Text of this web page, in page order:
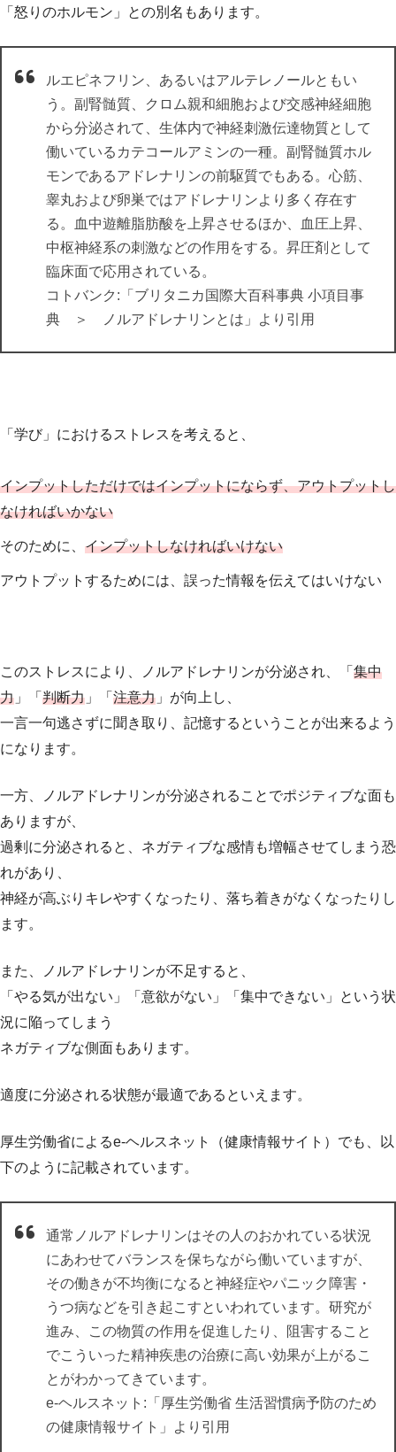
「怒りのホルモン」との別名もあります。
ルエピネフリン、あるいはアルテレノールともい
う。副腎髄質、クロム親和細胞および交感神経細胞
から分泌されて、生体内で神経刺激伝達物質として
働いているカテコールアミンの一種。副腎髄質ホル
モンであるアドレナリンの前駆質でもある。心筋、
睾丸および卵巣ではアドレナリンより多く存在す
る。血中遊離脂肪酸を上昇させるほか、血圧上昇、
中枢神経系の刺激などの作用をする。昇圧剤として
臨床面で応用されている。
コトバンク:「ブリタニカ国際大百科事典 小項目事
典 ＞ ノルアドレナリンとは」より引用
「学び」におけるストレスを考えると、
インプットしただけではインプットにならず、アウトプットし
なければいかない
そのために、 インプットしなければいけない
アウトプットするためには、誤った情報を伝えてはいけない
このストレスにより、ノルアドレナリンが分泌され、「 集中
力 」「 判断力 」「 注意力 」が向上し、
一言一句逃さずに聞き取り、記憶するということが出来るよう
になります。
一方、ノルアドレナリンが分泌されることでポジティブな面も
ありますが、
過剰に分泌されると、ネガティブな感情も増幅させてしまう恐
れがあり、
神経が高ぶりキレやすくなったり、落ち着きがなくなったりし
ます。
また、ノルアドレナリンが不足すると、
「やる気が出ない」「意欲がない」「集中できない」という状
況に陥ってしまう
ネガティブな側面もあります。
適度に分泌される状態が最適であるといえます。
厚生労働省によるe-ヘルスネット（健康情報サイト）でも、以
下のように記載されています。
通常ノルアドレナリンはその人のおかれている状況
にあわせてバランスを保ちながら働いていますが、
その働きが不均衡になると神経症やパニック障害・
うつ病などを引き起こすといわれています。研究が
進み、この物質の作用を促進したり、阻害すること
でこういった精神疾患の治療に高い効果が上がるこ
とがわかってきています。
e-ヘルスネット:「厚生労働省 生活習慣病予防のため
の健康情報サイト」より引用